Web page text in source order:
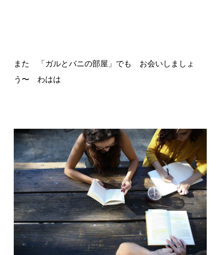
また 「ガルとバニの部屋」でも お会いしましょ
う〜 わはは